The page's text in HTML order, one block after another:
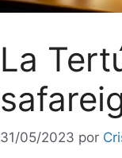
La
31/05/2023 por